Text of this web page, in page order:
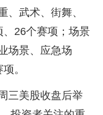
、武术、街舞、
26个赛项；场景
场景、应急场
。
三美股收盘后举